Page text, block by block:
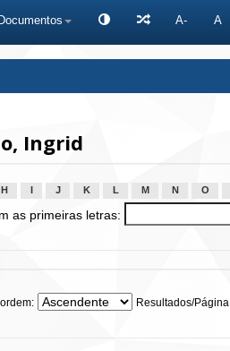
Documentos A- A
Ingrid
H J K L M N O
as primeiras letras:
Resultados/Página